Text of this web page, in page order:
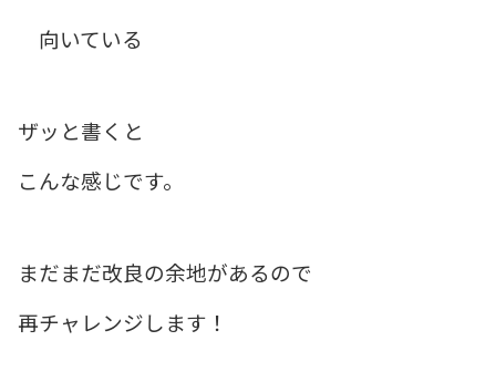
向いている
ザッと書くと
こんな感じです。
まだまだ改良の余地があるので
再チャレンジします！